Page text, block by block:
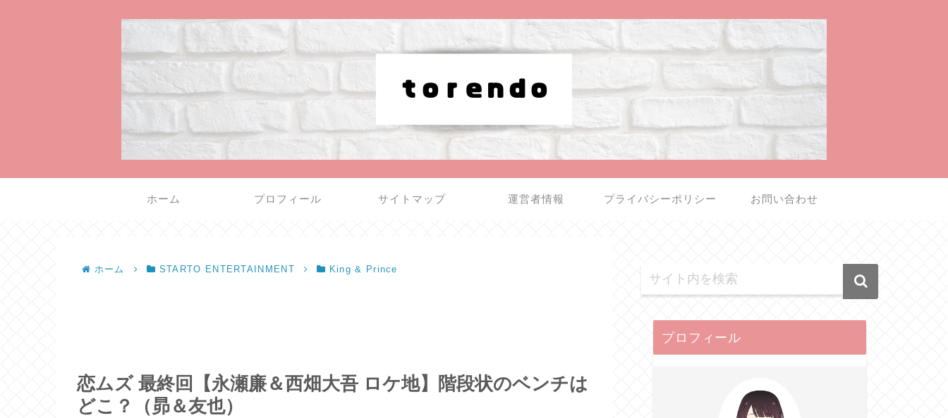
ホーム プロフィール サイトマップ 運営者情報 プライバシーポリシー お問い合わせ
ホーム STARTO ENTERTAINMENT King & Prince
恋ムズ 最終回【永瀬廉＆西畑大吾 ロケ地】階段状のベンチは
どこ？（昴＆友也）
プロフィール